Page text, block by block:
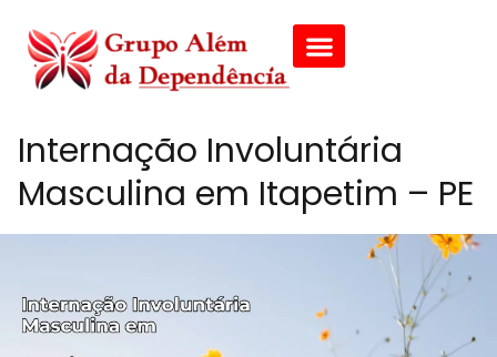
Internação Involuntária
Masculina em Itapetim – PE